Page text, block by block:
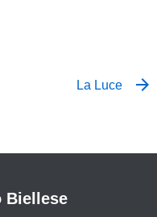
La Luce
Biellese